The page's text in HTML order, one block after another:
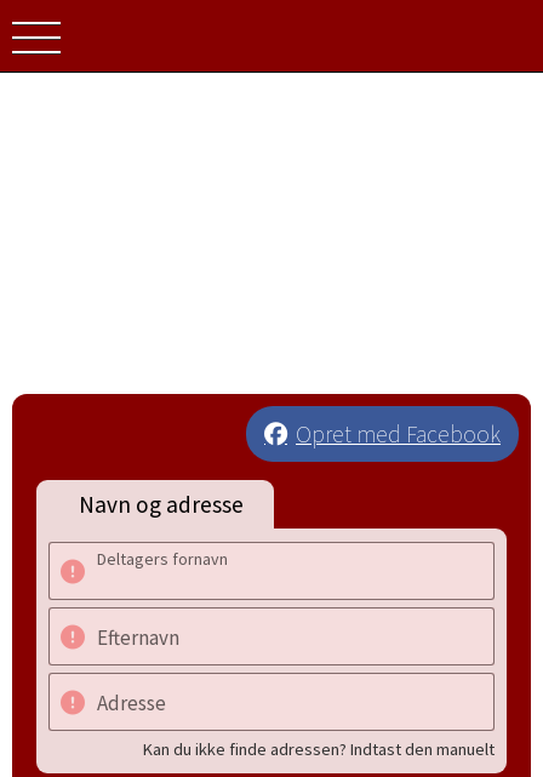
Opret med Facebook
Navn og adresse
Deltagers fornavn
Efternavn
Adresse
Kan du ikke finde adressen? Indtast den manuelt